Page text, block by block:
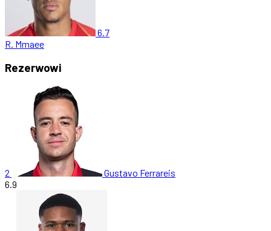
6.7
R. Mmaee
Rezerwowi
2
Gustavo Ferrareis
6.9